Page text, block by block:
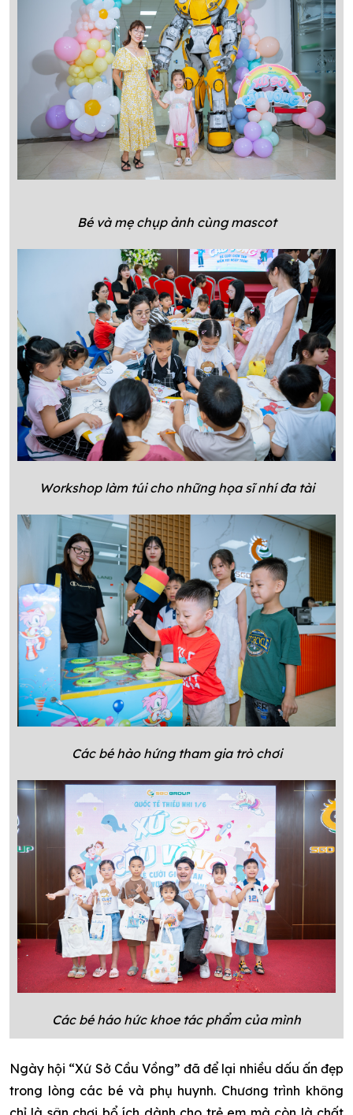
Bé và mẹ chụp ảnh cùng mascot
Workshop làm túi cho những họa sĩ nhí đa tài
Các bé hào hứng tham gia trò chơi
Các bé háo hức khoe tác phẩm của mình
Ngày hội “Xứ Sở Cầu Vồng” đã để lại nhiều dấu ấn đẹp
trong lòng các bé và phụ huynh. Chương trình không